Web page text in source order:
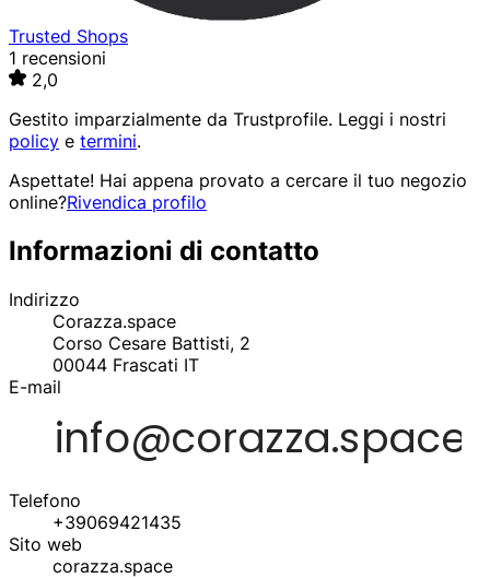
Trusted Shops
1 recensioni
2,0
Gestito imparzialmente da Trustprofile. Leggi i nostri
policy e termini.
Aspettate! Hai appena provato a cercare il tuo negozio
online?Rivendica profilo
Informazioni di contatto
Indirizzo
Corazza.space
Corso Cesare Battisti, 2
00044 Frascati IT
E-mail
Telefono
+39069421435
Sito web
corazza.space